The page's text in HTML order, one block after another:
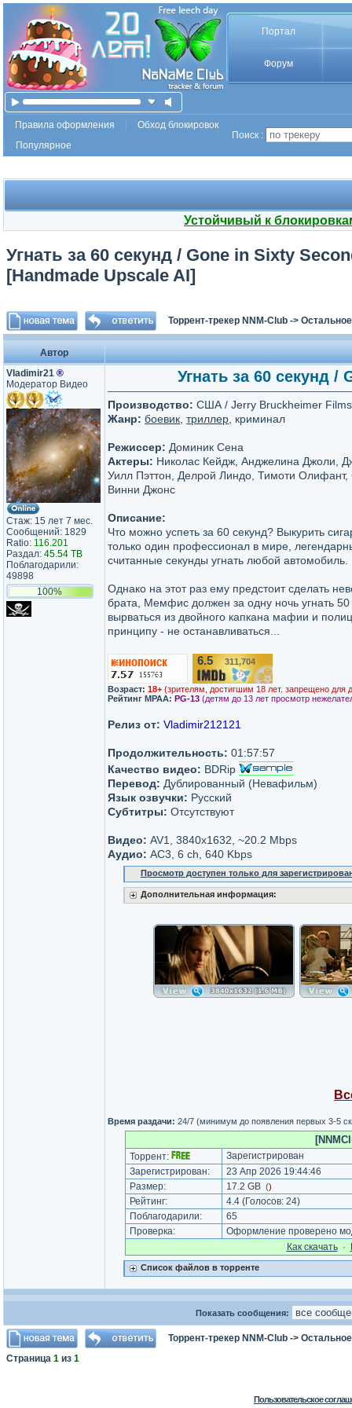
Портал
Форум
Правила оформления
Обход блокировок
Популярное
Поиск :
Устойчивый к
Угнать за 60 секунд / Gone in Sixty
[Handmade Upscale AI]
Торрент-трекер NNM-Club -> Остальное
Автор
Vladimir21 ®
Модератор Видео
Стаж: 15 лет 7 мес.
Сообщений: 1829
Ratio: 116.201
Раздал: 45.54 TB
Поблагодарили:
49898
100%
Угнать за 60 секунд /
Производство: США / Jerry Bruckheimer
Жанр: боевик триллер , криминал
Режиссер: Доминик Сена
Актеры: Николас Кейдж, Анджелина Джоли,
Уилл Пэттон, Делрой Линдо, Тимоти Олифант,
Винни Джонс
Описание:
Что можно успеть за 60 секунд? Выкурить
только один профессионал в мире,
считанные секунды угнать любой автомобиль.
Однако на этот раз ему предстоит сделать
брата, Мемфис должен за одну ночь угнать
вырваться из двойного капкана мафии и
принципу - не останавливаться...
6.5 311,704
Возраст: 18+ (зрителям, достигшим 18 лет. запрещено для
Рейтинг MPAA: PG-13 (детям до 13 лет просмотр
Релиз от: Vladimir212121
Продолжительность: 01:57:57
Качество видео: BDRip
Перевод: Дублированный (Невафильм)
Язык озвучки: Русский
Субтитры: Отсутствуют
Видео: AV1, 3840x1632, ~20.2 Mbps
Аудио: AC3, 6 ch, 640 Kbps
Просмотр доступен только для
Дополнительная информация:
Время раздачи: 24/7 (минимум до появления первых 3-5
Торрент:
Зарегистрирован
Зарегистрирован:
23 Апр 2026 19:44:46
Размер:
17.2 GB ()
Рейтинг: 4.4(Голосов: 24)
Поблагодарили:
65
Проверка:
Оформление проверено
Как cкачать·
Список файлов в торренте
Показать сообщения:
Торрент-трекер NNM-Club -> Остальное
Страница 1 из 1
Пользовательское